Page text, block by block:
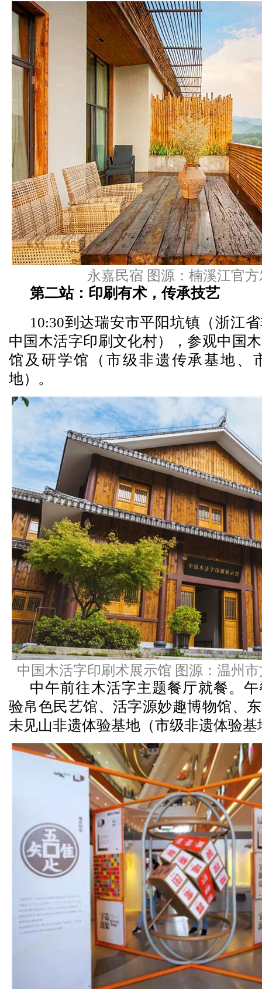
永嘉民宿 图源：楠溪江官
第二站：印刷有术，传承技艺
10:30到达瑞安市平阳坑镇（浙江
中国木活字印刷文化村），参观中国
馆及研学馆（市级非遗传承基地、
地）。
中国木活字印刷术展示馆 图源：温州
中午前往木活字主题餐厅就餐。
验帛色民艺馆、活字源妙趣博物馆、
未见山非遗体验基地（市级非遗体验基